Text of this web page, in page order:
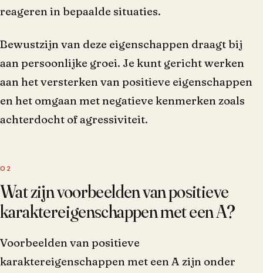
reageren in bepaalde situaties.
Bewustzijn van deze eigenschappen draagt bij
aan persoonlijke groei. Je kunt gericht werken
aan het versterken van positieve eigenschappen
en het omgaan met negatieve kenmerken zoals
achterdocht of agressiviteit.
Wat zijn voorbeelden van positieve
karaktereigenschappen met een A?
Voorbeelden van positieve
karaktereigenschappen met een A zijn onder